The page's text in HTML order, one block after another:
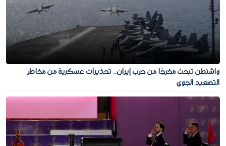
واشنطن تبحث مخرجًا من حرب إيران.. تحذيرات عسكرية من مخاطر
التصعيد الجوي